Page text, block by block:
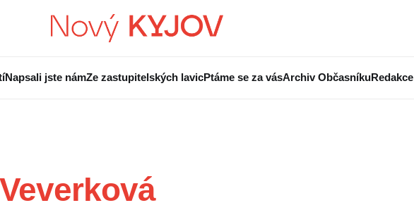
Napsali jste námZe zastupitelských lavicPtáme se za vásArchiv ObčasníkuRedakce